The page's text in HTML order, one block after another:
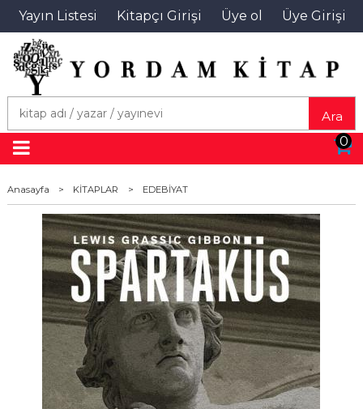
Yayın Listesi Kitapçı Girişi Üye ol Üye Girişi
Ara
0
Anasayfa > KİTAPLAR > EDEBİYAT